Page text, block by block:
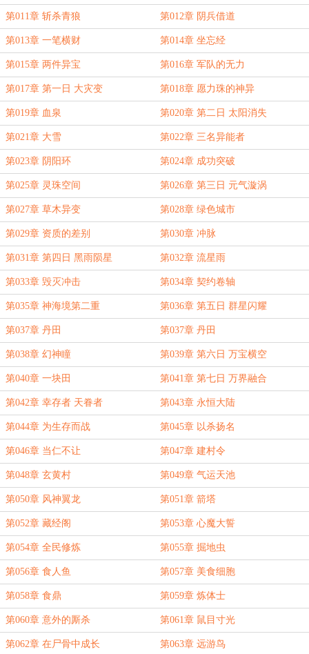
第011章 斩杀青狼 第012章 阴兵借道
第013章 一笔横财 第014章 坐忘经
第015章 两件异宝 第016章 军队的无力
第017章 第一日 大灾变 第018章 愿力珠的神异
第019章 血泉 第020章 第二日 太阳消失
第021章 大雪 第022章 三名异能者
第023章 阴阳环 第024章 成功突破
第025章 灵珠空间 第026章 第三日 元气漩涡
第027章 草木异变 第028章 绿色城市
第029章 资质的差别 第030章 冲脉
第031章 第四日 黑雨陨星 第032章 流星雨
第033章 毁灭冲击 第034章 契约卷轴
第035章 神海境第二重 第036章 第五日 群星闪耀
第037章 丹田 第037章 丹田
第038章 幻神瞳 第039章 第六日 万宝横空
第040章 一块田 第041章 第七日 万界融合
第042章 幸存者 天眷者 第043章 永恒大陆
第044章 为生存而战 第045章 以杀扬名
第046章 当仁不让 第047章 建村令
第048章 玄黄村 第049章 气运天池
第050章 风神翼龙 第051章 箭塔
第052章 藏经阁 第053章 心魔大誓
第054章 全民修炼 第055章 掘地虫
第056章 食人鱼 第057章 美食细胞
第058章 食鼎 第059章 炼体士
第060章 意外的厮杀 第061章 鼠目寸光
第062章 在尸骨中成长 第063章 远游鸟